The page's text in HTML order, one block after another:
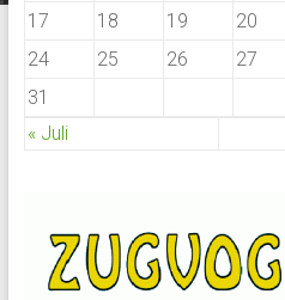
17
18 19 20
24
25 26 27
31
« Juli